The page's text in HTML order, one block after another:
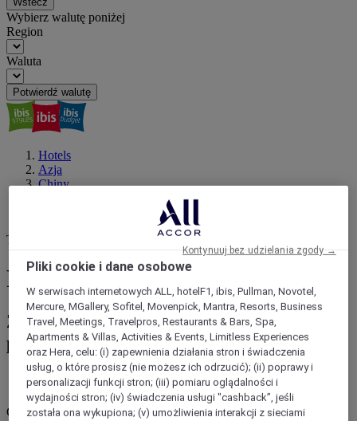
Wybierz walutę poniżej
Region
Waluta
Potwierdź walutę
Hotels
Azja
Chiny
Twój następny cel
Rugao : zarezerwuj hotel
Zarezerwuj pobyt w hotelu jednej z
ponad 45 marek Accor
błąd / błędy
Core booking engine
Pliki cookie i dane osobowe
W serwisach internetowych ALL, hotelF1, ibis, Pullman, Novotel,
Mercure, MGallery, Sofitel, Movenpick, Mantra, Resorts, Business
Travel, Meetings, Travelpros, Restaurants & Bars, Spa,
Apartments & Villas, Activities & Events, Limitless Experiences
oraz Hera, celu: (i) zapewnienia działania stron i świadczenia
usług, o które prosisz (nie możesz ich odrzucić); (ii) poprawy i
personalizacji funkcji stron; (iii) pomiaru oglądalności i
wydajności stron; (iv) świadczenia usługi "cashback”, jeśli
została ona wykupiona; (v) umożliwienia interakcji z sieciami
Kontynuuj bez udzielania zgody →